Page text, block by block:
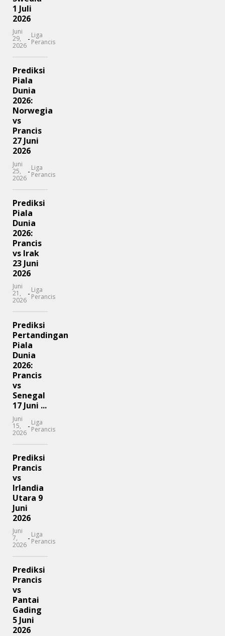
1 Juli
2026
Juni
29,
2026
- Liga
Perancis
Prediksi
Piala
Dunia
2026:
Norwegia
vs
Prancis
27 Juni
2026
Juni
25,
2026
- Liga
Perancis
Prediksi
Piala
Dunia
2026:
Prancis
vs Irak
23 Juni
2026
Juni
21,
2026
- Liga
Perancis
Prediksi
Pertandingan
Piala
Dunia
2026:
Prancis
vs
Senegal
17 Juni ...
Juni
15,
2026
- Liga
Perancis
Prediksi
Prancis
vs
Irlandia
Utara 9
Juni
2026
Juni
7,
2026
- Liga
Perancis
Prediksi
Prancis
vs
Pantai
Gading
5 Juni
2026